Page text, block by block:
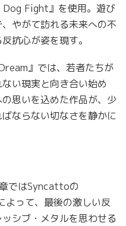
Fight』を使用。遊び
やがて訪れる未来への不
抗心が姿を現す。
』では、若者たちが
い現実と向き合い始め
思いを込めた作品が、少
ならない切なさを静かに
ではSyncattoの
よって、最後の激しい反
シブ・メタルを思わせる